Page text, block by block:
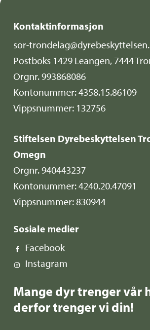
Kontaktinformasjon
sor-
Postboks 1429 Leangen, 7444
Orgnr. 993868086
Kontonummer: 4358.15.86109
Vippsnummer: 132756
Stiftelsen Dyrebeskyttelsen
Omegn
Orgnr. 940443237
Kontonummer: 4240.20.47091
Vippsnummer: 830944
Sosiale medier
Facebook
Instagram
Mange dyr trenger vår
derfor trenger vi din!